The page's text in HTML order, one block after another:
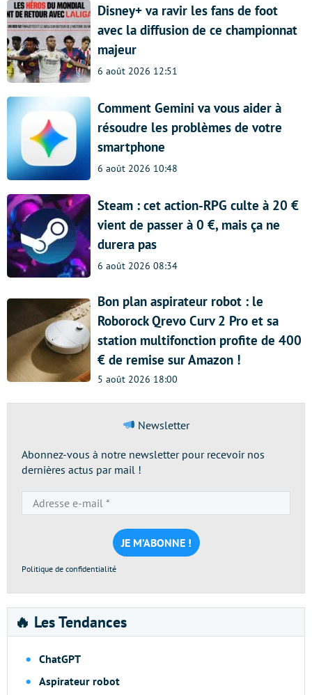
Disney+ va ravir les fans de foot
avec la diffusion de ce championnat
majeur
6 août 2026 12:51
Comment Gemini va vous aider à
résoudre les problèmes de votre
smartphone
6 août 2026 10:48
Steam : cet action-RPG culte à 20 €
vient de passer à 0 €, mais ça ne
durera pas
6 août 2026 08:34
Bon plan aspirateur robot : le
Roborock Qrevo Curv 2 Pro et sa
station multifonction profite de 400
€ de remise sur Amazon !
5 août 2026 18:00
Newsletter
Abonnez-vous à notre newsletter pour recevoir nos
dernières actus par mail !
e-
mail
*
Politique de confidentialité
🔥 Les Tendances
ChatGPT
Aspirateur robot